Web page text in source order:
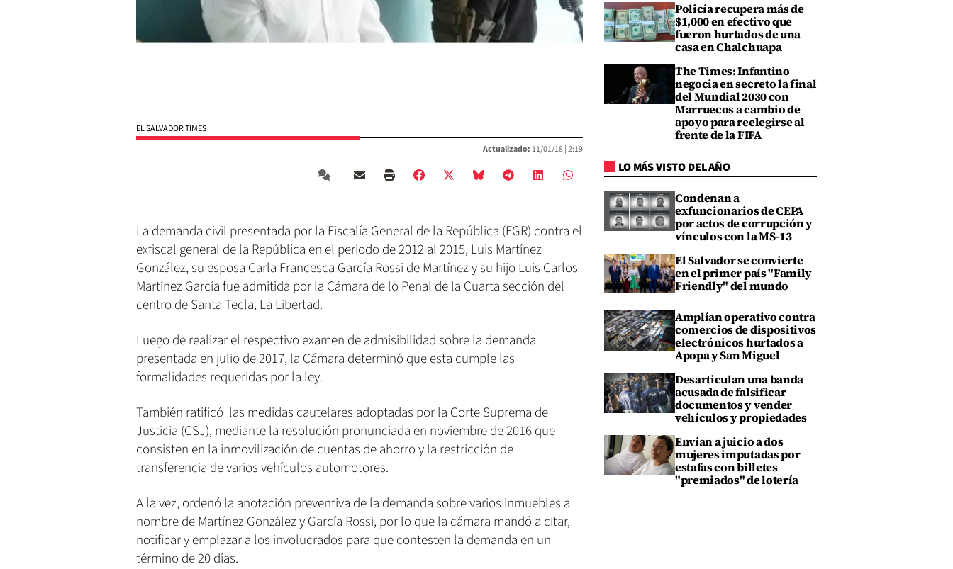
EL SALVADOR TIMES
Actualizado: 11/01/18 |2:19
La demanda civil presentada por la Fiscalía General de la República (FGR) contra el
exfiscal general de la República en el periodo de 2012 al 2015, Luis Martínez
González, su esposa Carla Francesca García Rossi de Martínez y su hijo Luis Carlos
Martínez García fue admitida por la Cámara de lo Penal de la Cuarta sección del
centro de Santa Tecla, La Libertad.
Luego de realizar el respectivo examen de admisibilidad sobre la demanda
presentada en julio de 2017, la Cámara determinó que esta cumple las
formalidades requeridas por la ley.
También ratificó las medidas cautelares adoptadas por la Corte Suprema de
Justicia (CSJ), mediante la resolución pronunciada en noviembre de 2016 que
consisten en la inmovilización de cuentas de ahorro y la restricción de
transferencia de varios vehículos automotores.
A la vez, ordenó la anotación preventiva de la demanda sobre varios inmuebles a
nombre de Martínez González y García Rossi, por lo que la cámara mandó a citar,
notificar y emplazar a los involucrados para que contesten la demanda en un
término de 20 días.
Policía recupera más de
$1,000 en efectivo que
fueron hurtados de una
casa en Chalchuapa
The Times: Infantino
negocia en secreto la final
del Mundial 2030 con
Marruecos a cambio de
apoyo para reelegirse al
frente de la FIFA
LO MÁS VISTO DEL AÑO
Condenan a
exfuncionarios de CEPA
por actos de corrupción y
vínculos con la MS-13
El Salvador se convierte
en el primer país "Family
Friendly" del mundo
Amplían operativo contra
comercios de dispositivos
electrónicos hurtados a
Apopa y San Miguel
Desarticulan una banda
acusada de falsificar
documentos y vender
vehículos y propiedades
Envían a juicio a dos
mujeres imputadas por
estafas con billetes
"premiados" de lotería